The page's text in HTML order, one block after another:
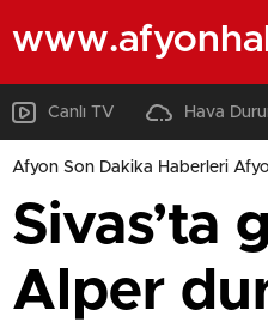
Canlı TV Hava
Afyon Son Dakika Haberleri
Sivas’ta
Alper